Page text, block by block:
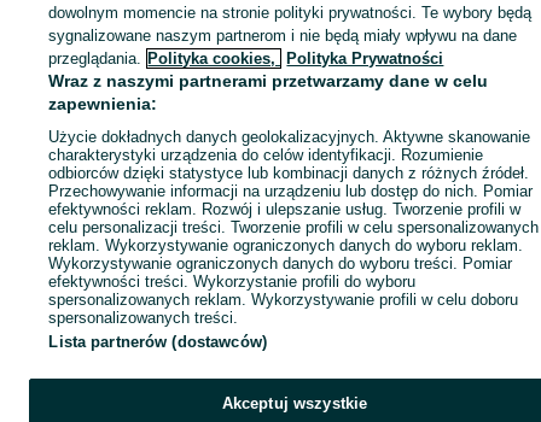
dowolnym momencie na stronie polityki prywatności. Te wybory będą
sygnalizowane naszym partnerom i nie będą miały wpływu na dane
przeglądania. Polityka cookies, Polityka Prywatności
Wraz z naszymi partnerami przetwarzamy dane w celu
zapewnienia:
Użycie dokładnych danych geolokalizacyjnych. Aktywne skanowanie
charakterystyki urządzenia do celów identyfikacji. Rozumienie
odbiorców dzięki statystyce lub kombinacji danych z różnych źródeł.
Przechowywanie informacji na urządzeniu lub dostęp do nich. Pomiar
efektywności reklam. Rozwój i ulepszanie usług. Tworzenie profili w
celu personalizacji treści. Tworzenie profili w celu spersonalizowanych
reklam. Wykorzystywanie ograniczonych danych do wyboru reklam.
Wykorzystywanie ograniczonych danych do wyboru treści. Pomiar
efektywności treści. Wykorzystanie profili do wyboru
spersonalizowanych reklam. Wykorzystywanie profili w celu doboru
spersonalizowanych treści.
Lista partnerów (dostawców)
Akceptuj wszystkie